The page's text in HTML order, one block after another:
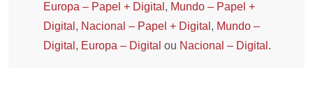
Europa – Papel + Digital , Mundo – Papel +
Digital , Nacional – Papel + Digital , Mundo –
Digital , Europa – Digital ou Nacional – Digital .